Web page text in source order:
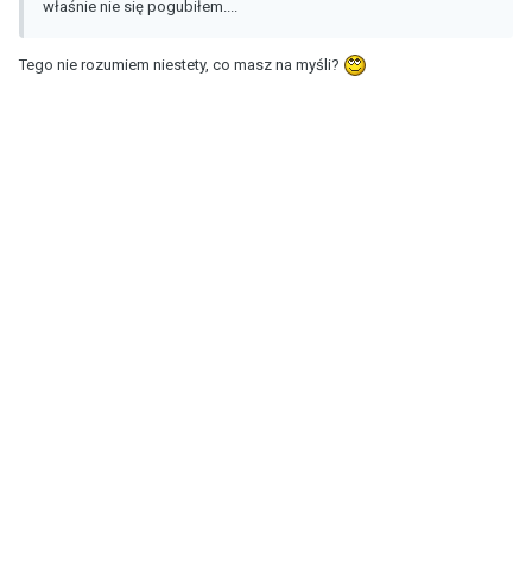
właśnie nie się pogubiłem....
Tego nie rozumiem niestety, co masz na myśli?